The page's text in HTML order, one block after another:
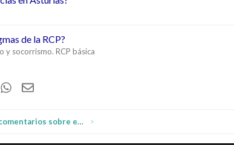
de la RCP?
y socorrismo. RCP básica
WhatsApp
Email
Instrucciones, dudas y comentarios sobre esta web